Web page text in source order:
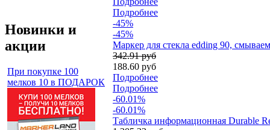
Новинки и
акции
При покупке 100
мелков 10 в ПОДАРОК
Подробнее
-45%
-45%
Маркер для стекла edding 90,
342.91 руб
188.60 руб
Подробнее
Подробнее
-60.01%
-60.01%
Табличка информационная Durable